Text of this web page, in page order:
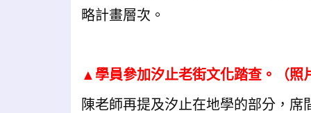
略計畫層次。
▲ 學員參加汐止老街文化踏查。（照
陳老師再提及汐止在地學的部分，